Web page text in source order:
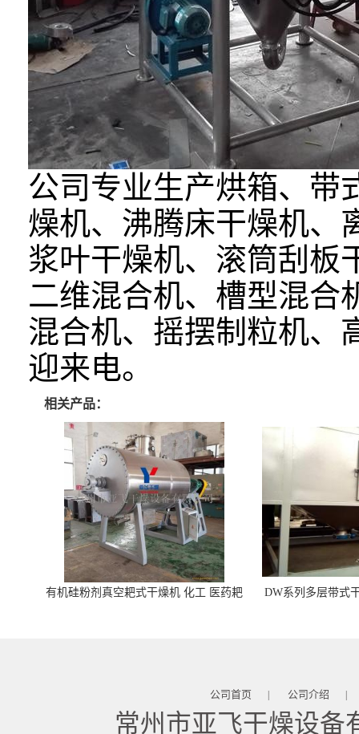
公司专业生产烘箱、带
燥机、沸腾床干燥机、
浆叶干燥机、滚筒刮板
二维混合机、槽型混合
混合机、摇摆制粒机、
迎来电。
相关产品：
有机硅粉剂真空耙式干燥机 化工 医药耙
DW系列多层带式
公司首页 | 公司介绍 |
常州市亚飞干燥设备